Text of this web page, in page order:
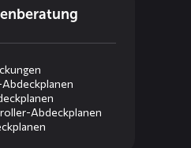
Abdeckplanen